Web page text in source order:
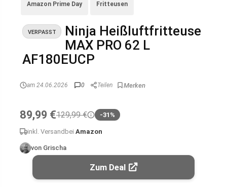
Amazon Prime Day Fritteusen
VERPASST
Ninja Heißluftfritteuse
MAX PRO 62 L
AF180EUCP
am 24.06.2026 0 Teilen
89,99 €129,99 € -31%
inkl. Versand bei Amazon
von Grischa
Zum Deal